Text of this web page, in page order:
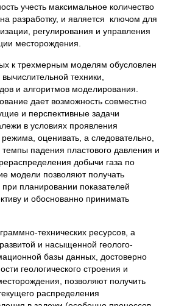
учесть максимальное количество
разработку, и является ключом для
регулирования и управления
месторождения.
к трехмерным моделям обусловлен
техники,
и алгоритмов моделирования.
дает возможность совместно
и перспективные задачи
в условиях проявления
оценивать, а следовательно,
темпы падения пластового давления и
добычи газа по
модели позволяют получать
планировании показателей
и обоснованно принимать
технических ресурсов, а
и насыщенной геолого-
базы данных, достоверно
геологического строения и
позволяют получить
распределения